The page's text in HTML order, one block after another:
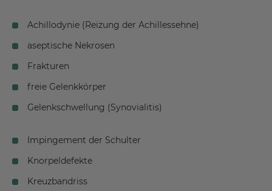
Achillodynie (Reizung der Achillessehne)
aseptische Nekrosen
Frakturen
freie Gelenkkörper
Gelenkschwellung (Synovialitis)
Impingement der Schulter
Knorpeldefekte
Kreuzbandriss